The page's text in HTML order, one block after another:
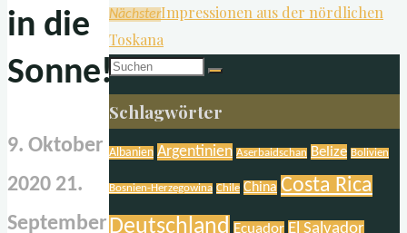
in die
Sonne!
9. Oktober
2020 21.
September
NächsterImpressionen aus der nördlichen
Toskana
Suchen
nach:
Schlagwörter
Albanien Argentinien Aserbaidschan Belize Bolivien
Bosnien-Herzegowina Chile China Costa Rica
Deutschland Ecuador El Salvador